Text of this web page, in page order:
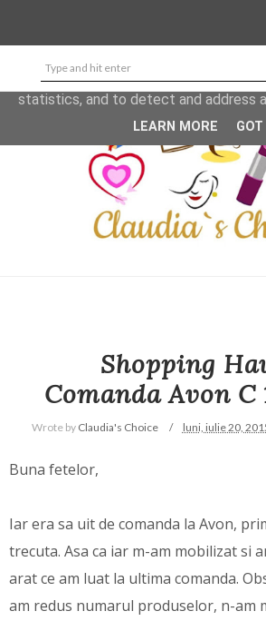
Shopping
Comanda Avon C
Wrote by Claudia's Choice luni, iulie 20,
Buna fetelor,
Iar era sa uit de comanda la Avon,
trecuta. Asa ca iar m-am mobilizat si
arat ce am luat la ultima comanda.
am redus numarul produselor, n-am
This site uses cookies from Google
and to analyze traffic. Your IP address
shared with Google along with
metrics to ensure quality of service,
statistics, and to detect and address
LEARN MORE